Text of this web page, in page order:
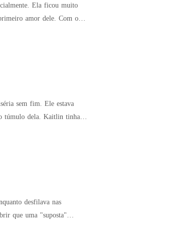
amor dele. Com o
Kaitlin tinha
desfilava nas